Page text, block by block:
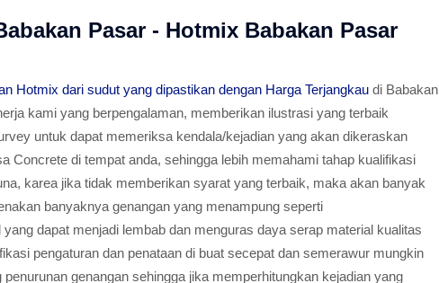
Pasar - Hotmix Babakan Pasar
Hotmix dari sudut yang dipastikan dengan Harga Terjangkau di Babakan
kami yang berpengalaman, memberikan ilustrasi yang terbaik
untuk dapat memeriksa kendala/kejadian yang akan dikeraskan
Concrete di tempat anda, sehingga lebih memahami tahap kualifikasi
karea jika tidak memberikan syarat yang terbaik, maka akan banyak
banyaknya genangan yang menampung seperti
dapat menjadi lembab dan menguras daya serap material kualitas
pengaturan dan penataan di buat secepat dan semerawur mungkin
genangan sehingga jika memperhitungkan kejadian yang